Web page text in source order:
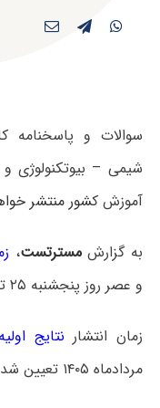
سوالات و پاسخنامه
آموزش کشور منتشر
به گزارشمسترتست،
و عصر روز پنجشنبه ۲۵ تیر و صبح روز جمعه ۲۶ تیرماه ۱۴۰۵ بود.
زمان انتشار نتایج
مردادماه ۱۴۰۵ تعیین شده است.